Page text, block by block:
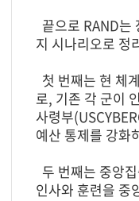
끝으로 RAND는
지 시나리오로 정
첫 번째는 현 체
로, 기존 각 군이
사령부
예산 통제를 강화
두 번째는 중앙
인사와 훈련을 중